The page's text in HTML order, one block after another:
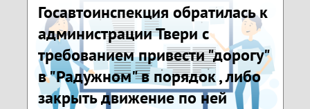
Госавтоинспекция обратилась к
администрации Твери с
требованием привести "дорогу"
в "Радужном" в порядок , либо
закрыть движение по ней